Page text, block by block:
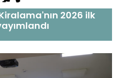
2026 ilk